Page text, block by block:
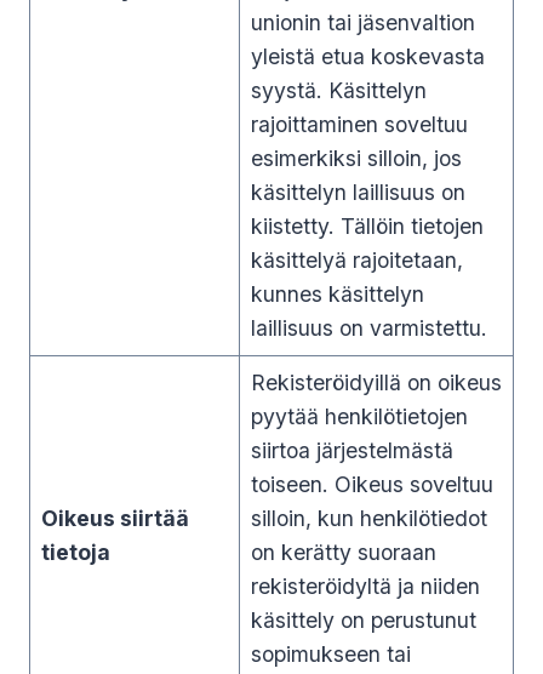
unionin tai jäsenvaltion
yleistä etua koskevasta
syystä. Käsittelyn
rajoittaminen soveltuu
esimerkiksi silloin, jos
käsittelyn laillisuus on
kiistetty. Tällöin tietojen
käsittelyä rajoitetaan,
kunnes käsittelyn
laillisuus on varmistettu.
Oikeus siirtää
tietoja
Rekisteröidyillä on oikeus
pyytää henkilötietojen
siirtoa järjestelmästä
toiseen. Oikeus soveltuu
silloin, kun henkilötiedot
on kerätty suoraan
rekisteröidyltä ja niiden
käsittely on perustunut
sopimukseen tai